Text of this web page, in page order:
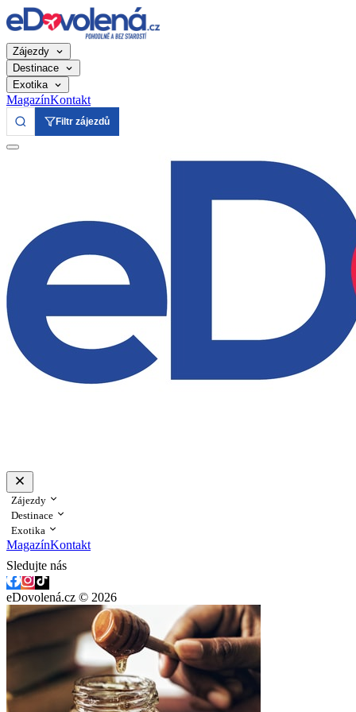
Zájezdy
Destinace
Exotika
MagazínKontakt
Filtr zájezdů
Zájezdy
Destinace
Exotika
MagazínKontakt
Sledujte nás
eDovolená.cz © 2026